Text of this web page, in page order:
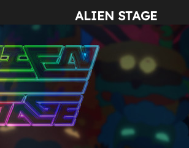
ALIEN STAGE